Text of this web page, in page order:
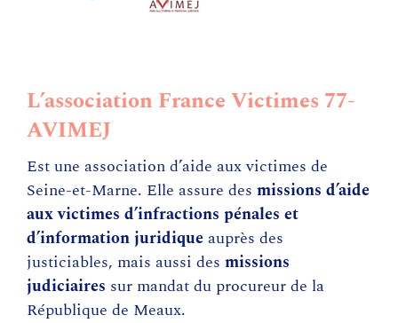
L’association France Victimes 77-
AVIMEJ
Est une association d’aide aux victimes de
Seine-et-Marne. Elle assure des missions d’aide
aux victimes d’infractions pénales et
d’information juridiqueauprès des
justiciables, mais aussi des missions
judiciaires sur mandat du procureur de la
République de Meaux.